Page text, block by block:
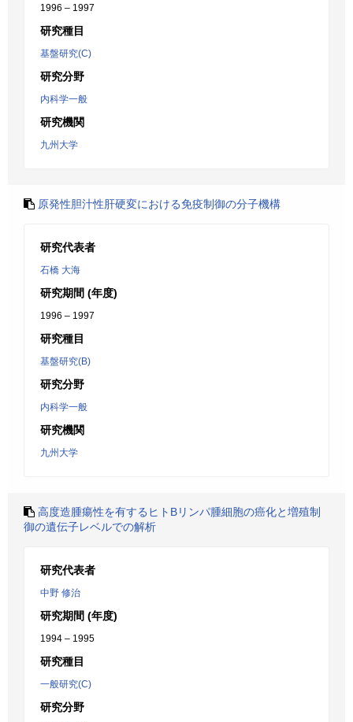
1996 – 1997
研究種目
基盤研究(C)
研究分野
内科学一般
研究機関
九州大学
原発性胆汁性肝硬変における免疫制御の分子機構
研究代表者
石橋 大海
研究期間 (年度)
1996 – 1997
研究種目
基盤研究(B)
研究分野
内科学一般
研究機関
九州大学
高度造腫瘍性を有するヒトBリンパ腫細胞の癌化と増殖制
御の遺伝子レベルでの解析
研究代表者
中野 修治
研究期間 (年度)
1994 – 1995
研究種目
一般研究(C)
研究分野